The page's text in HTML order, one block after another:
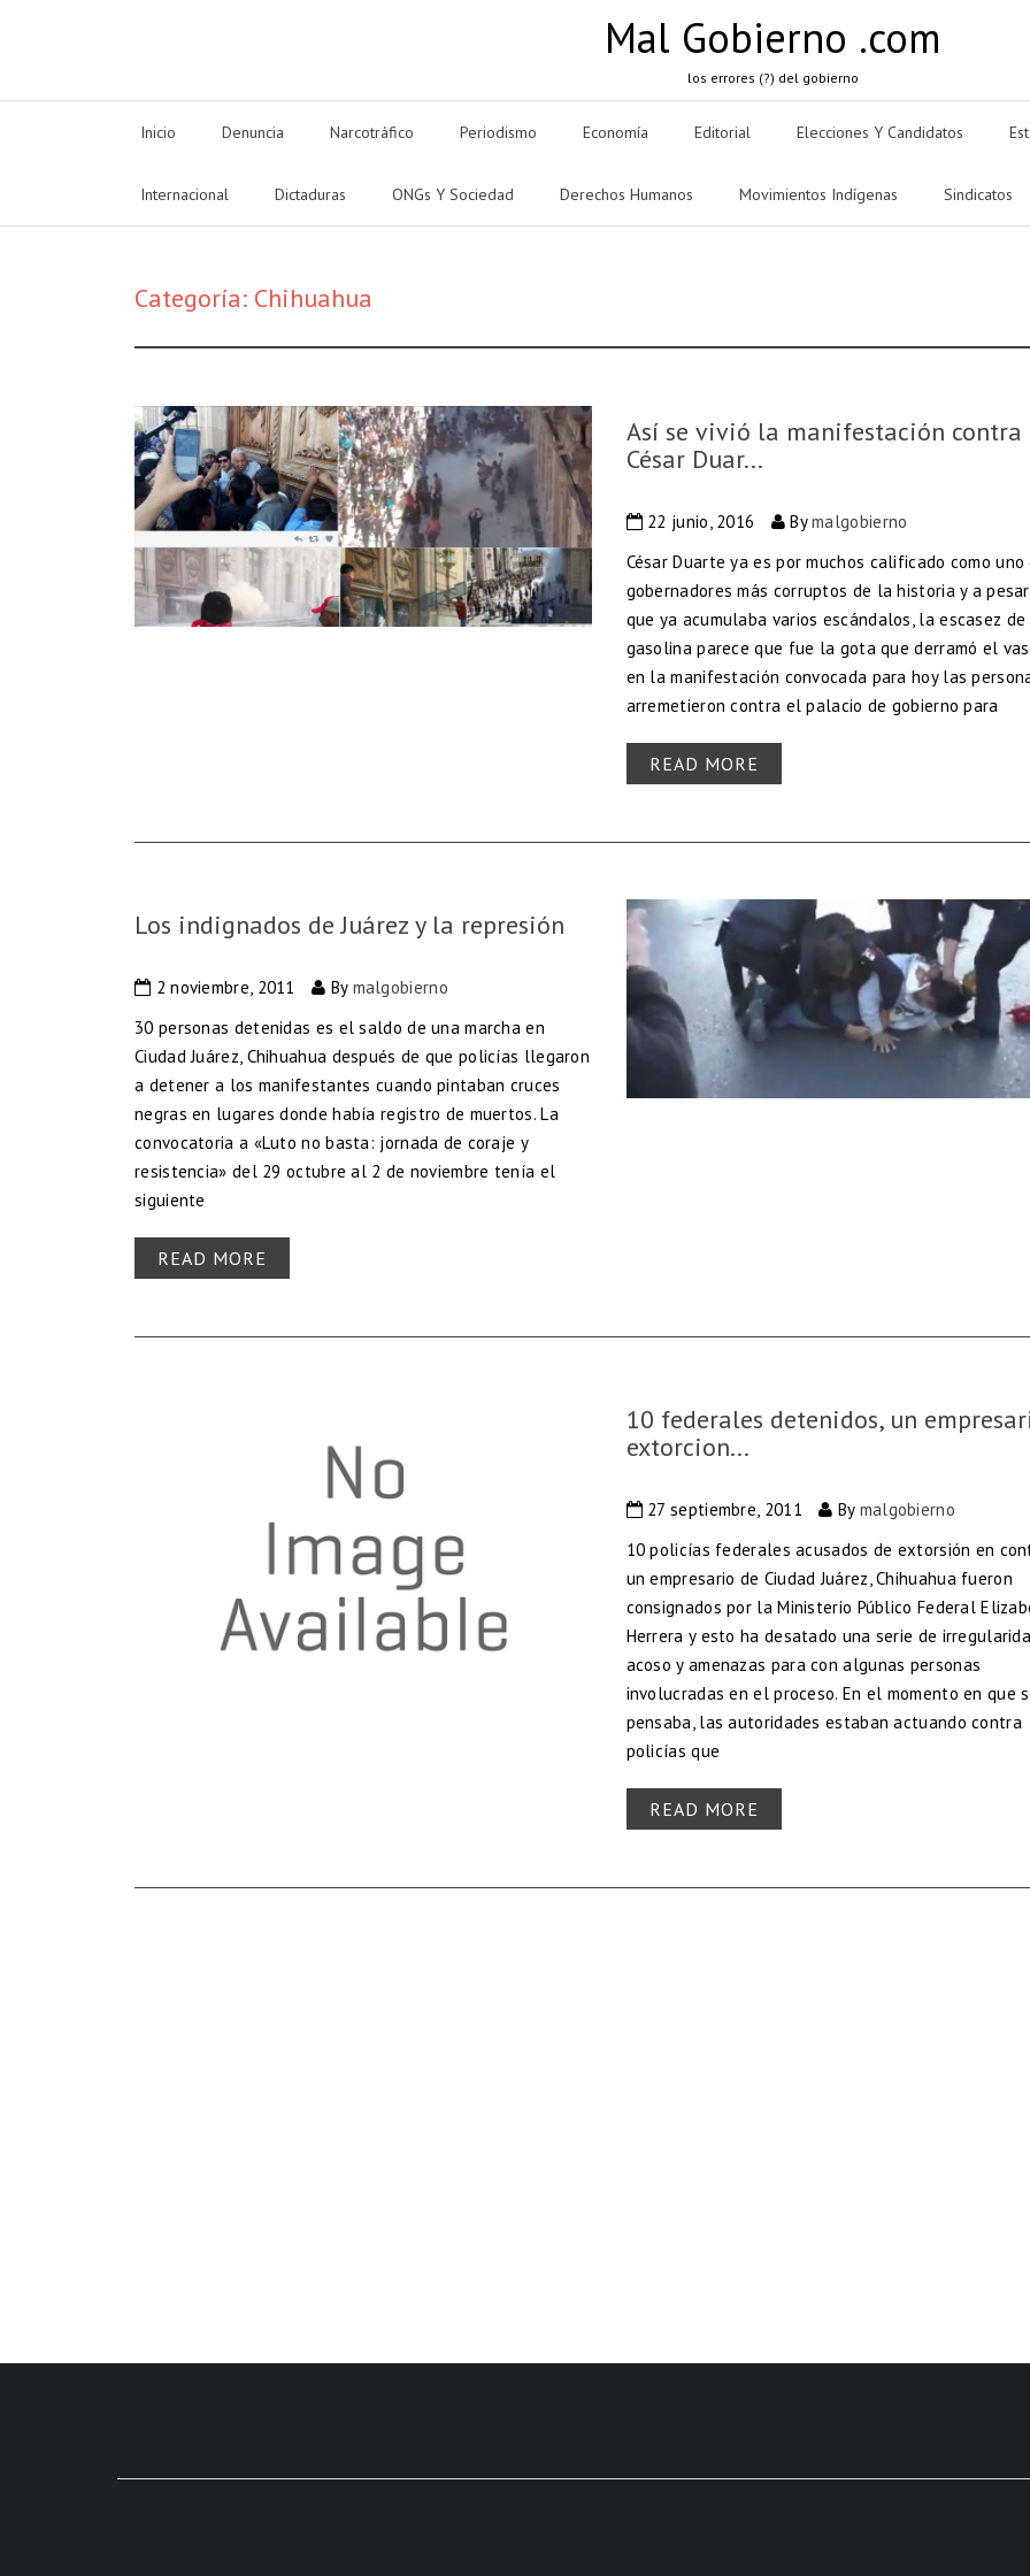
Mal Gobierno .com
los errores (?) del gobierno
Inicio Denuncia Narcotráfico Periodismo Economía Editorial Elecciones Y Candidatos
Internacional Dictaduras ONGs Y Sociedad Derechos Humanos Movimientos Indígenas Sindicatos
Categoría: Chihuahua
Así se vivió la manifestación contra
César Duar...
22 junio, 2016 Bymalgobierno
César Duarte ya es por muchos calificado como
gobernadores más corruptos de la historia y a
que ya acumulaba varios escándalos, la escasez de
gasolina parece que fue la gota que derramó el
en la manifestación convocada para hoy las
arremetieron contra el palacio de gobierno para
READ MORE
Los indignados de Juárez y la represión
2 noviembre, 2011 By malgobierno
30 personas detenidas es el saldo de una marcha en
Ciudad Juárez, Chihuahua después de que policías llegaron
a detener a los manifestantes cuando pintaban cruces
negras en lugares donde había registro de muertos. La
convocatoria a «Luto no basta: jornada de coraje y
resistencia» del 29 octubre al 2 de noviembre tenía el
siguiente
READ MORE
10 federales detenidos, un
extorcion...
27 septiembre, 2011 By malgobierno
10 policías federales acusados de extorsión en
un empresario de Ciudad Juárez, Chihuahua fueron
consignados por la Ministerio Público Federal
Herrera y esto ha desatado una serie de
acoso y amenazas para con algunas personas
involucradas en el proceso. En el momento en que
pensaba, las autoridades estaban actuando contra
policías que
READ MORE